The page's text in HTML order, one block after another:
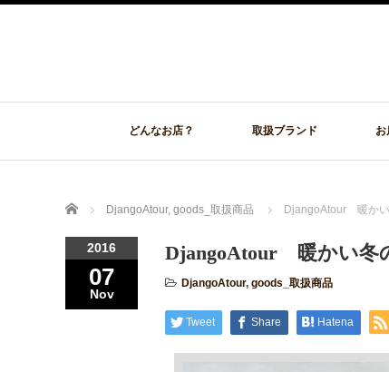
どんなお店？ 取扱ブランド お
Home DjangoAtour, goods_取扱商品 DjangoAtour 暖かい
2016
07
Nov
DjangoAtour 暖かい冬
DjangoAtour, goods_取扱商品
Tweet Share Hatena